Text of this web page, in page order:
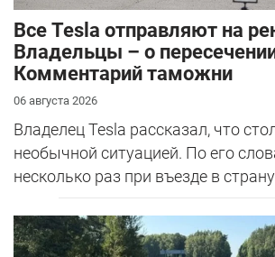
Все Tesla отправляют на
Владельцы – о
Комментарий таможни
06 августа 2026
Владелец Tesla рассказал, что
необычной ситуацией. По его
несколько раз при въезде в